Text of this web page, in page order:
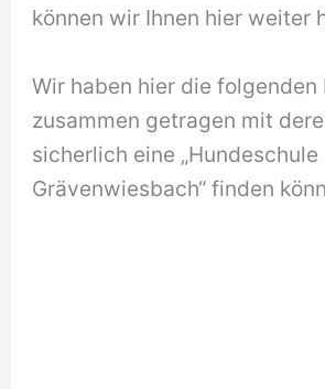
können wir Ihnen hier weiter
Wir haben hier die folgenden
zusammen getragen mit
sicherlich eine „Hundeschule
Grävenwiesbach“ finden